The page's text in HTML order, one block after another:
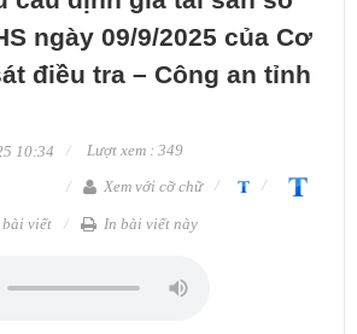
ngày 09/9/2025 của Cơ
điều tra – Công an tỉnh
10:34
Lượt xem : 349
Xem với cỡ chữ
bài viết In bài viết này